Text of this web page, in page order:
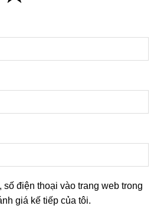
số điện thoại vào trang web trong
giá kế tiếp của tôi.